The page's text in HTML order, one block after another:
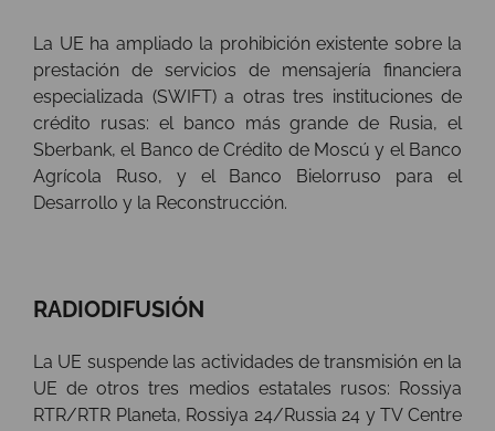
La UE ha ampliado la prohibición existente sobre la
prestación de servicios de mensajería financiera
especializada (SWIFT) a otras tres instituciones de
crédito rusas: el banco más grande de Rusia, el
Sberbank, el Banco de Crédito de Moscú y el Banco
Agrícola Ruso, y el Banco Bielorruso para el
Desarrollo y la Reconstrucción.
RADIODIFUSIÓN
La UE suspende las actividades de transmisión en la
UE de otros tres medios estatales rusos: Rossiya
RTR/RTR Planeta, Rossiya 24/Russia 24 y TV Centre